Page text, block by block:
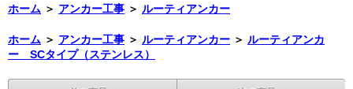
ホーム ＞ アンカー工事 ＞ ルーティアンカー
ホーム ＞ アンカー工事 ＞ ルーティアンカー ＞ ルーティアンカ
ー SCタイプ（ステンレス）